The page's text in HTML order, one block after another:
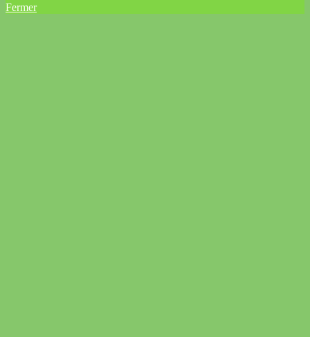
Fermer